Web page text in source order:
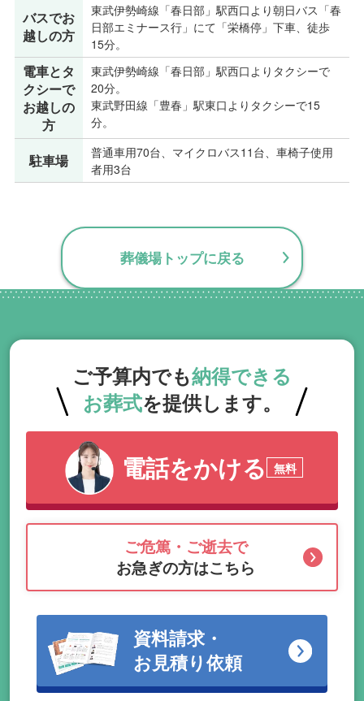
バスでお
越しの方
東武伊勢崎線「春日部」駅西口より朝日バス「春
日部エミナース行」にて「栄橋停」下車、徒歩
15分。
電車とタ
クシーで
お越しの
方
東武伊勢崎線「春日部」駅西口よりタクシーで
20分。
東武野田線「豊春」駅東口よりタクシーで15
分。
駐車場
普通車用70台、マイクロバス11台、車椅子使用
者用3台
葬儀場トップに戻る
ご予算内でも納得できる
お葬式を提供します。
電話をかける 無料
ご危篤・ご逝去で
お急ぎの方はこちら
資料請求・
お見積り依頼